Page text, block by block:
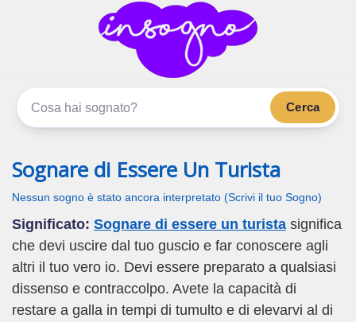
inSogno.com
I sogni significano di più
Cerca
Sognare di Essere Un Turista
Nessun sogno è stato ancora interpretato (Scrivi il tuo Sogno)
Significato: Sognare di essere un turista significa
che devi uscire dal tuo guscio e far conoscere agli
altri il tuo vero io. Devi essere preparato a qualsiasi
dissenso e contraccolpo. Avete la capacità di
restare a galla in tempi di tumulto e di elevarvi al di